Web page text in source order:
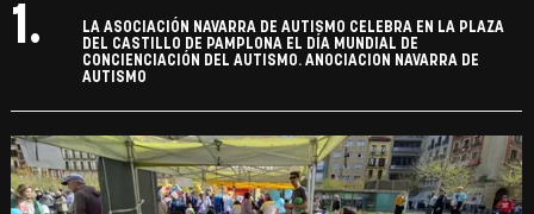
1.
LA ASOCIACIÓN NAVARRA DE AUTISMO CELEBRA EN LA PLAZA
DEL CASTILLO DE PAMPLONA EL DÍA MUNDIAL DE
CONCIENCIACIÓN DEL AUTISMO. ANOCIACION NAVARRA DE
AUTISMO